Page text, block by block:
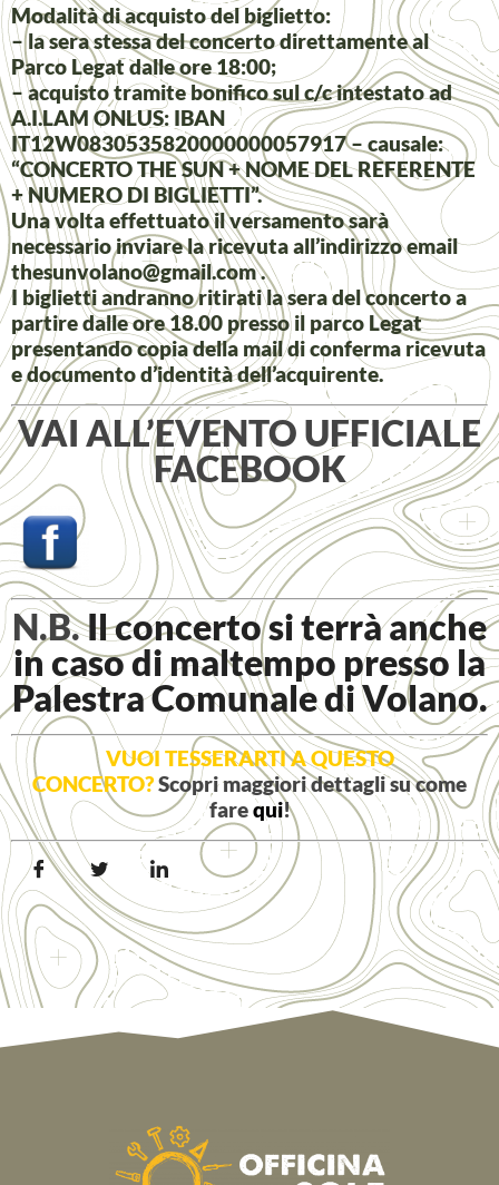
Modalità di acquisto del biglietto:
– la sera stessa del concerto direttamente al
Parco Legat dalle ore 18:00;
– acquisto tramite bonifico sul c/c intestato ad
A.I.LAM ONLUS: IBAN
IT12W0830535820000000057917 – causale:
“CONCERTO THE SUN + NOME DEL REFERENTE
+ NUMERO DI BIGLIETTI”.
Una volta effettuato il versamento sarà
necessario inviare la ricevuta all’indirizzo email
thesunvolano@gmail.com.
I biglietti andranno ritirati la sera del concerto a
partire dalle ore 18.00 presso il parco Legat
presentando copia della mail di conferma ricevuta
e documento d’identità dell’acquirente.
VAI ALL’EVENTO UFFICIALE
FACEBOOK
N.B.Il concerto si terrà anche
in caso di maltempo presso la
Palestra Comunale di Volano.
VUOI TESSERARTI A QUESTO
CONCERTO?Scopri maggiori dettagli su come
farequi!